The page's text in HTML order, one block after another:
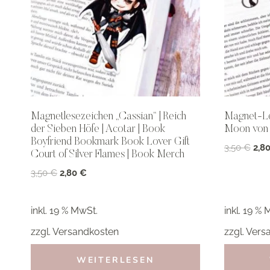
Magnetlesezeichen „Cassian“ | Reich
der Sieben Höfe | Acotar | Book
Boyfriend Bookmark Book Lover Gift
Court of Silver Flames | Book Merch
3,50€ Ursprünglicher
3,50 €
2,80 €
2,80 €.
inkl. 19 % MwSt.
zzgl. Versandkosten
WEITERLESEN
Magnet-
Moon
3,50€ 2,80
inkl. 19 %
zzgl.